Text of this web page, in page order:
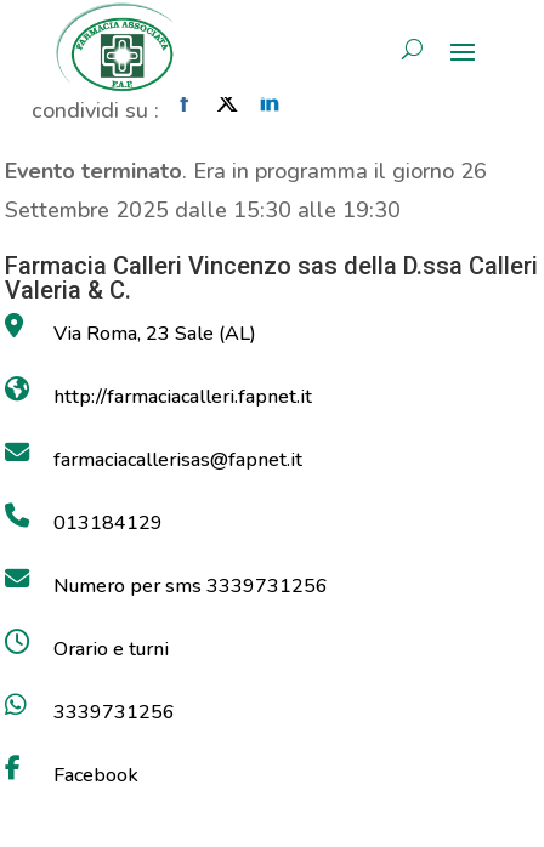
AREA RISERVATA
Analisi Vitamina D
Home» Evento» Analisi Vitamina D
condividi su :
Evento terminato. Era in programma il giorno 26
Settembre 2025 dalle 15:30 alle 19:30
Farmacia Calleri Vincenzo sas della D.ssa Calleri
Valeria & C.
Via Roma, 23 Sale (AL)
http://farmaciacalleri.fapnet.it
farmaciacallerisas@fapnet.it
013184129
Numero per sms 3339731256
Orario e turni
3339731256
Facebook